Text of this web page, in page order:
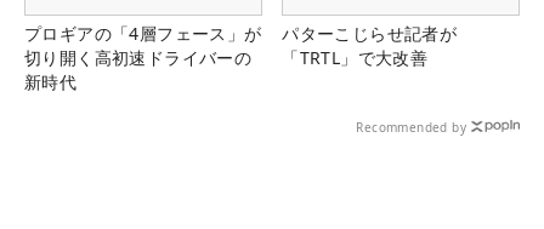
プロギアの「4層フェース」が
切り開く高初速ドライバーの
新時代
パターこじらせ記者が
「TRTL」で大改善
Recommended by